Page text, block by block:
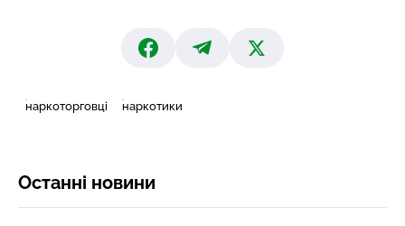
наркоторговці наркотики
Останні новини